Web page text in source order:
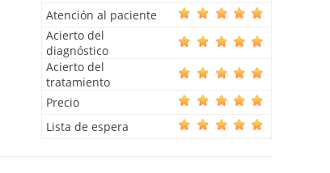
Atención al paciente
Acierto del
diagnóstico
Acierto del
tratamiento
Precio
Lista de espera